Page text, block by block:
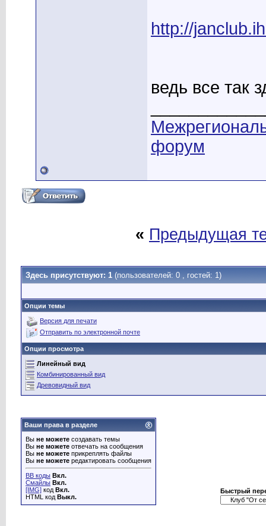
http://
ведь все так
форум
« Предыдущая
Здесь присутствуют: 1 (пользователей: 0 , гостей: 1)
Опции темы
Версия для печати
Отправить по электронной почте
Опции просмотра
Линейный вид
Комбинированный вид
Древовидный вид
Ваши права в разделе
Вы не можете создавать темы
Вы не можете отвечать на сообщения
Вы не можете прикреплять файлы
Вы не можете редактировать сообщения
BB коды Вкл.
Смайлы Вкл.
[IMG] код Вкл.
HTML код Выкл.
Быстрый